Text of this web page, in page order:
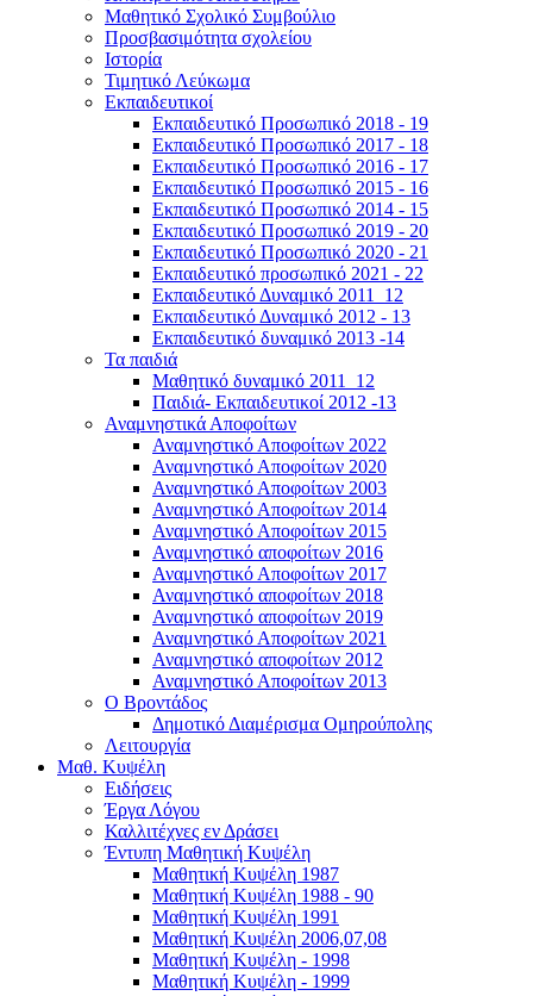
Μαθητικό Σχολικό Συμβούλιο
Προσβασιμότητα σχολείου
Ιστορία
Τιμητικό Λεύκωμα
Εκπαιδευτικοί
Εκπαιδευτικό Προσωπικό 2018 - 19
Εκπαιδευτικό Προσωπικό 2017 - 18
Εκπαιδευτικό Προσωπικό 2016 - 17
Εκπαιδευτικό Προσωπικό 2015 - 16
Εκπαιδευτικό Προσωπικό 2014 - 15
Εκπαιδευτικό Προσωπικό 2019 - 20
Εκπαιδευτικό Προσωπικό 2020 - 21
Εκπαιδευτικό προσωπικό 2021 - 22
Εκπαιδευτικό Δυναμικό 2011_12
Εκπαιδευτικό Δυναμικό 2012 - 13
Εκπαιδευτικό δυναμικό 2013 -14
Τα παιδιά
Μαθητικό δυναμικό 2011_12
Παιδιά- Εκπαιδευτικοί 2012 -13
Αναμνηστικά Αποφοίτων
Αναμνηστικό Αποφοίτων 2022
Αναμνηστικό Αποφοίτων 2020
Αναμνηστικό Αποφοίτων 2003
Αναμνηστικό Αποφοίτων 2014
Αναμνηστικό Αποφοίτων 2015
Αναμνηστικό αποφοίτων 2016
Αναμνηστικό Αποφοίτων 2017
Αναμνηστικό αποφοίτων 2018
Αναμνηστικό αποφοίτων 2019
Αναμνηστικό Αποφοίτων 2021
Αναμνηστικό αποφοίτων 2012
Αναμνηστικό Αποφοίτων 2013
Ο Βροντάδος
Δημοτικό Διαμέρισμα Ομηρούπολης
Λειτουργία
Μαθ. Κυψέλη
Ειδήσεις
Έργα Λόγου
Καλλιτέχνες εν Δράσει
Έντυπη Μαθητική Κυψέλη
Μαθητική Κυψέλη 1987
Μαθητική Κυψέλη 1988 - 90
Μαθητική Κυψέλη 1991
Μαθητική Κυψέλη 2006,07,08
Μαθητική Κυψέλη - 1998
Μαθητική Κυψέλη - 1999